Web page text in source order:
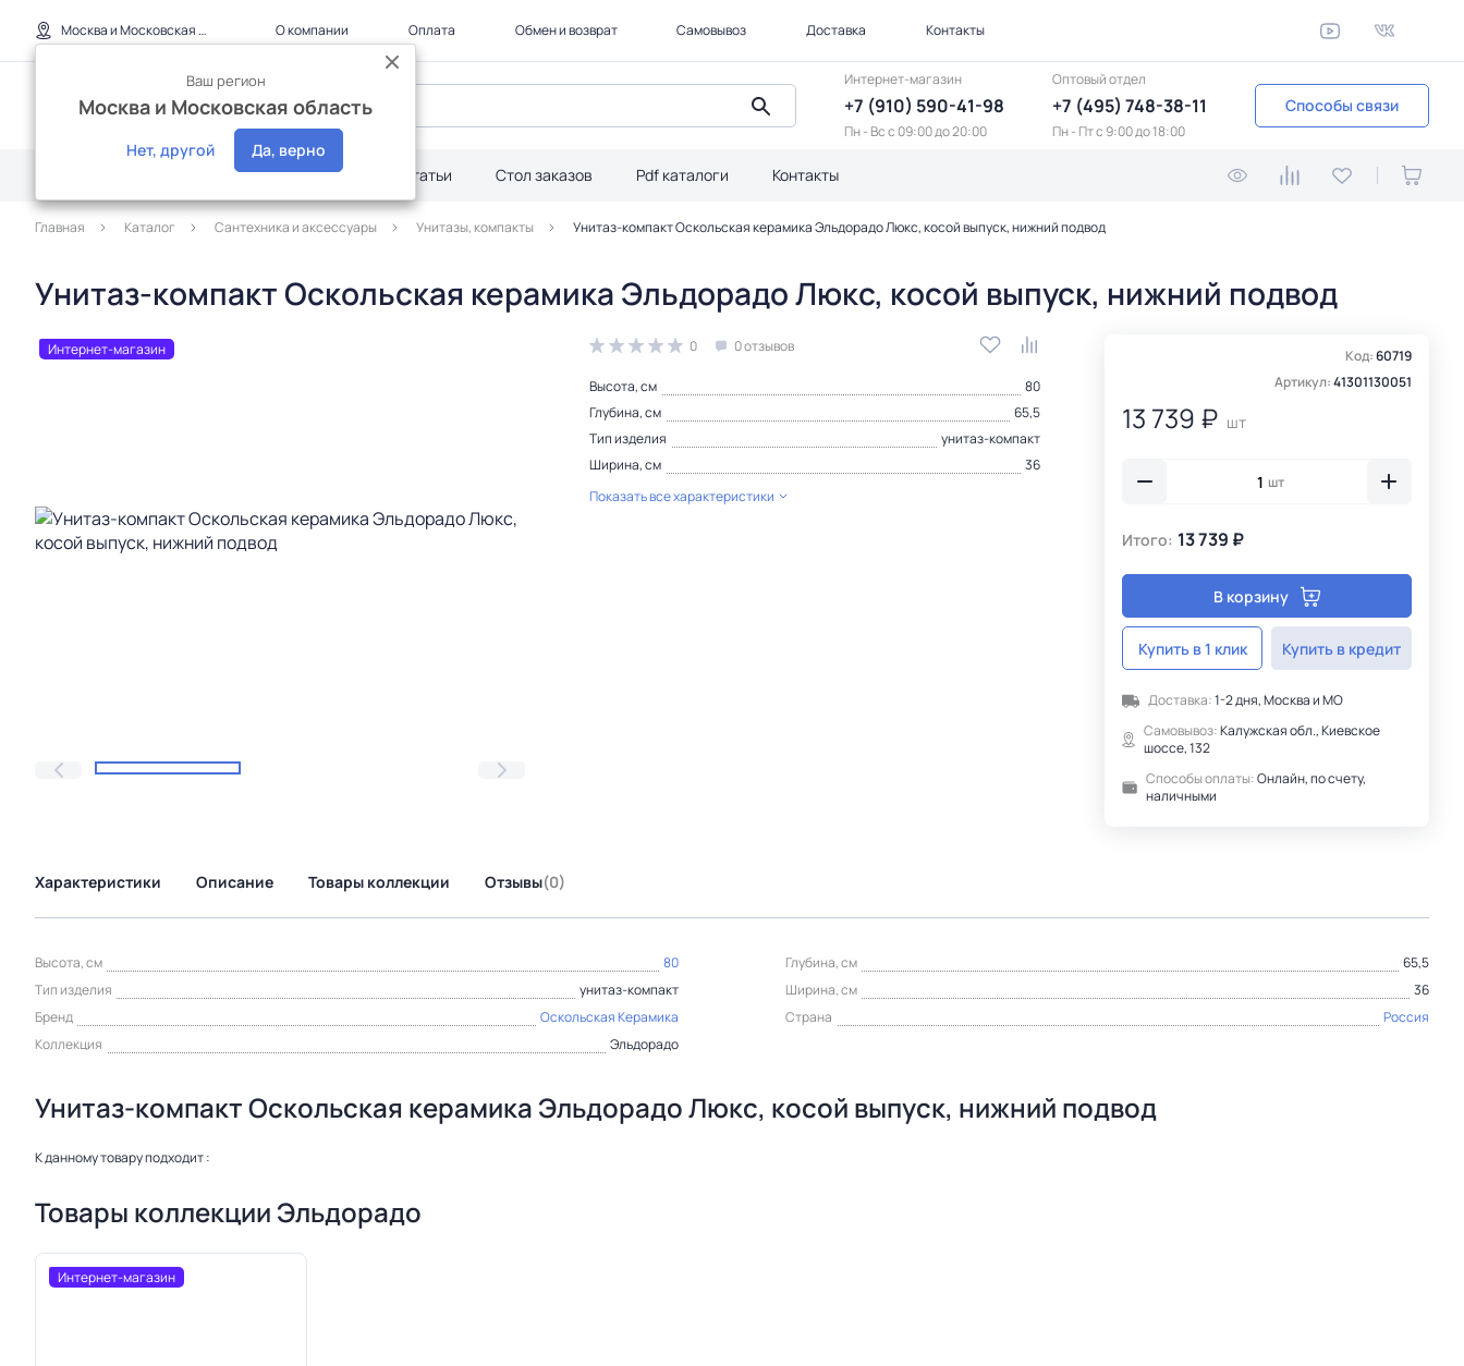
Москва и Московская область
Ваш регион
Москва и Московская область
Нет, другой Да, верно
О компании Оплата Обмен и возврат Самовывоз Доставка Контакты
Интернет-магазин
+7 (910) 590-41-98
Пн - Вс с 09:00 до 20:00
Оптовый отдел
+7 (495) 748-38-11
Пн - Пт c 9:00 до 18:00
Способы связи
Дилерам Акции Статьи Стол заказов Pdf каталоги Контакты
Главная Каталог Сантехника и аксессуары Унитазы, компакты Унитаз-компакт Оскольская керамика Эльдорадо Люкс, косой выпуск, нижний подвод
Унитаз-компакт Оскольская керамика Эльдорадо Люкс, косой выпуск, нижний подвод
Интернет-магазин 0 0 отзывов
Высота, см
80
Глубина, см
65,5
Тип изделия
унитаз-компакт
Ширина, см
36
Показать все характеристики
Код:60719
Артикул:41301130051
13 739 ₽ шт
шт
Итого: 13 739 ₽
В корзину
Купить в 1 клик Купить в кредит
Доставка:1-2 дня, Москва и МО
Самовывоз:Калужская обл., Киевское
шоссе, 132
Способы оплаты:Онлайн, по счету,
наличными
Характеристики Описание Товары коллекции Отзывы(0)
Высота, см 80 Глубина, см
65,5
Тип изделия
унитаз-компакт Ширина, см
36
Бренд
Оскольская Керамика Страна
Россия
Коллекция
Эльдорадо
Унитаз-компакт Оскольская керамика Эльдорадо Люкс, косой выпуск, нижний подвод
К данному товару подходит :
Товары коллекции Эльдорадо
Интернет-магазин